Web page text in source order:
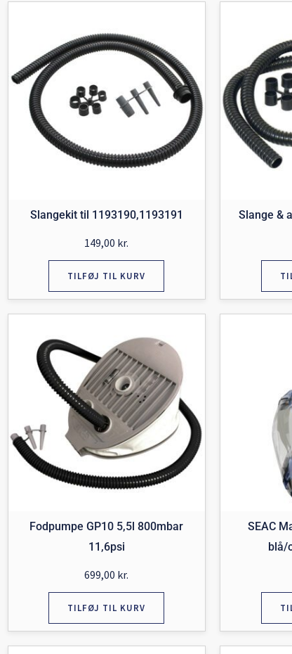
Slangekit til 1193190,1193191
149,00 kr.
TILFØJ TIL KURV
Slange &
Fodpumpe GP10 5,5l 800mbar
11,6psi
699,00 kr.
TILFØJ TIL KURV
SEAC
blå/